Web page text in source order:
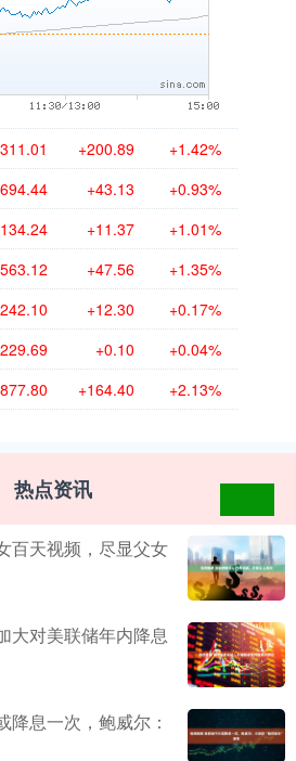
+200.89 +1.42%
+43.13 +0.93%
+11.37 +1.01%
+47.56 +1.35%
+12.30 +0.17%
229.69 +0.10 +0.04%
+164.40 +2.13%
热点资讯
百天视频，尽显父女
大对美联储年内降息
降息一次，鲍威尔：